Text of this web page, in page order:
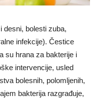
desni, bolesti zuba,
infekcije). Čestice
su hrana za bakterije i
intervencije, usled
bolesnih, polomljenih,
bakterija razgrađuje,